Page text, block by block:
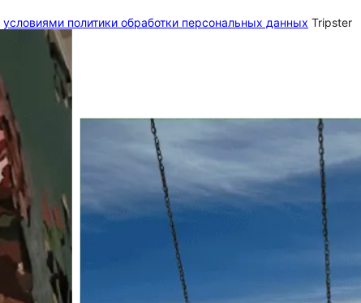
условиями политики обработки персональных данных Tripster